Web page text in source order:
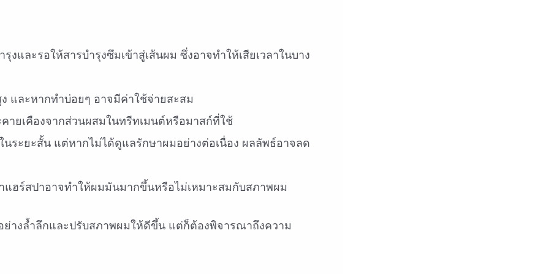
งและรอให้สารบำรุงซึมเข้าสู่เส้นผม ซึ่งอาจทำให้เสียเวลาในบาง
และหากทำบ่อยๆ อาจมีค่าใช้จ่ายสะสม
ายเคืองจากส่วนผสมในทรีทเมนต์หรือมาสก์ที่ใช้
ระยะสั้น แต่หากไม่ได้ดูแลรักษาผมอย่างต่อเนื่อง ผลลัพธ์อาจลด
ฮร์สปาอาจทำให้ผมมันมากขึ้นหรือไม่เหมาะสมกับสภาพผม
ย่างล้ำลึกและปรับสภาพผมให้ดีขึ้น แต่ก็ต้องพิจารณาถึงความ